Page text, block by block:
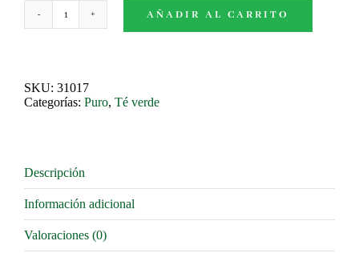
Jazmín
AÑADIR AL CARRITO
SKU: 31017
Categorías: Puro, Té verde
Descripción
Información adicional
Valoraciones (0)